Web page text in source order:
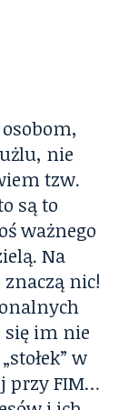
nie
tzw.
są to
ważnego
Na
nic!
się im nie
w
przy FIM…